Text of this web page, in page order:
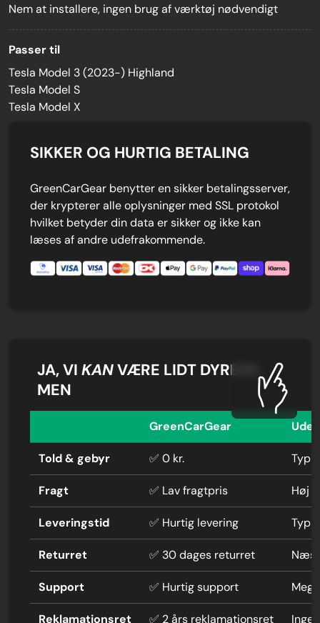
Nem at installere, ingen brug af værktøj nødvendigt
Passer til
Tesla Model 3 (2023-) Highland
Tesla Model S
Tesla Model X
SIKKER OG HURTIG BETALING
GreenCarGear benytter en sikker betalingsserver,
der krypterer alle oplysninger med SSL protokol
hvilket betyder din data er sikker og ikke kan
læses af andre udefrakommende.
JA, VI KANVÆRE LIDT DYRERE,
MEN
GreenCarGear
Told & gebyr ✅ 0 kr.
Fragt ✅ Lav fragtpris Høj
Leveringstid ✅ Hurtig levering
Returret ✅ 30 dages returret
Support ✅ Hurtig support
Reklamationsret ✅ 2 års reklamationsret